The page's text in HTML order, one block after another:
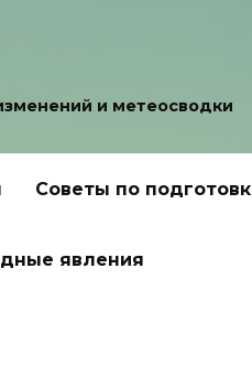
и метеосводки
Советы по
явления